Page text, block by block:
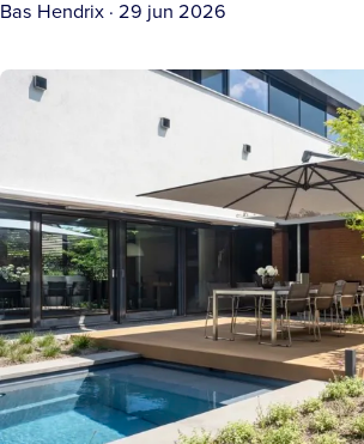
Bas Hendrix · 29 jun 2026